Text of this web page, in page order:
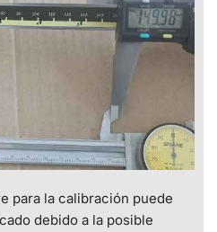
para la calibración puede
debido a la posible